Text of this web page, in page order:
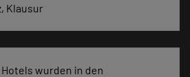
Klausur
wurden in den